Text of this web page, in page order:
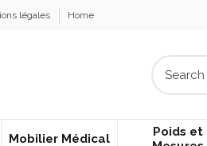
légales Home
Mobilier Médical
Poids et